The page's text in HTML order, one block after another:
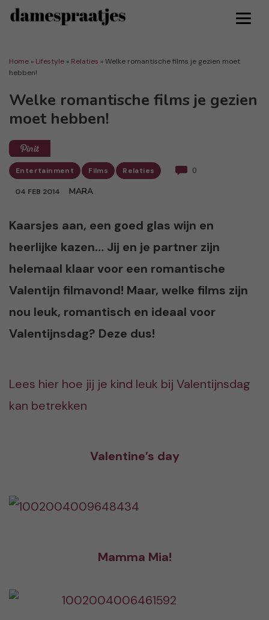
Home » Lifestyle » Relaties »Welke romantische films je gezien moet
hebben!
Welke romantische films je gezien
moet hebben!
Entertainment Films Relaties 0
04 FEB 2014 MARA
Kaarsjes aan, een goed glas wijn en
heerlijke kazen… Jij en je partner zijn
helemaal klaar voor een romantische
Valentijn filmavond! Maar, welke films zijn
nou leuk, romantisch en ideaal voor
Valentijnsdag? Deze dus!
Lees hier hoe jij je kind leuk bij Valentijnsdag
kan betrekken
Valentine’s day
Mamma Mia!